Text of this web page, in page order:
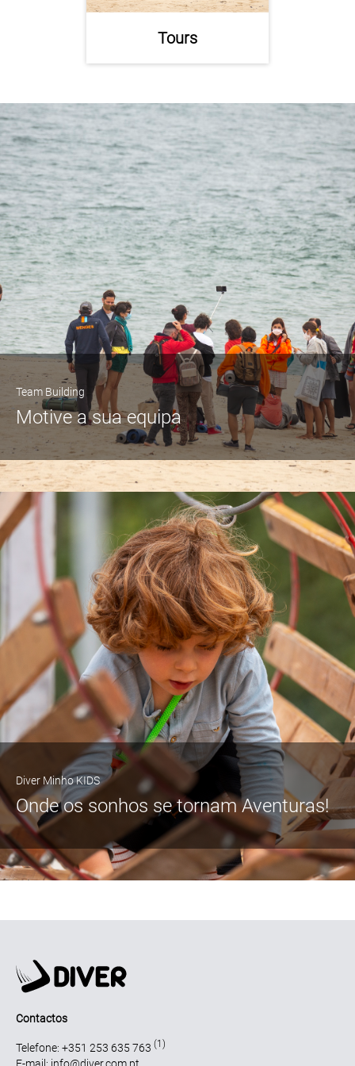
Tours
Team Building
Motive a sua equipa
Diver Minho KIDS
Onde os sonhos se tornam Aventuras!
Contactos
Telefone: +351 253 635 763 (1)
E-mail: info@diver.com.pt